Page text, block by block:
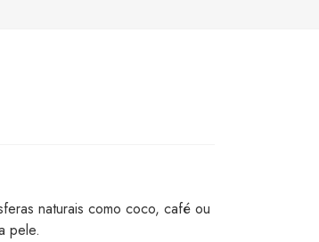
naturais como coco, café ou
pele.